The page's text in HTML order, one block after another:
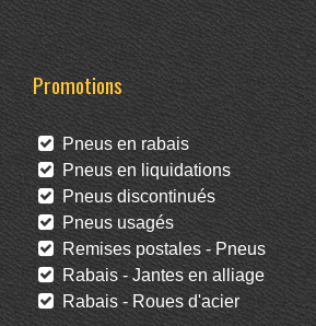
Promotions
Pneus en rabais
Pneus en liquidations
Pneus discontinués
Pneus usagés
Remises postales - Pneus
Rabais - Jantes en alliage
Rabais - Roues d'acier